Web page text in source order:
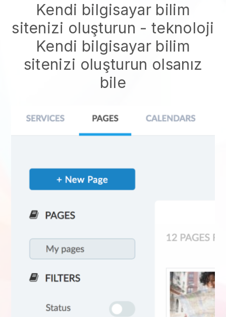
Kendi bilgisayar bilim
sitenizi oluşturun - teknoloji
Kendi bilgisayar bilim
sitenizi oluşturun olsanız
bile